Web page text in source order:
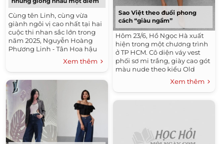
Cùng tên Linh, cùng vừa
giành ngôi vị cao nhất tại hai
cuộc thi nhan sắc lớn trong
năm 2025, Nguyễn Hoàng
Phương Linh - Tân Hoa hậu
Hoàn vũ Việt Nam và Hà Trúc
Linh - Tân Hoa hậu Việt Nam
đang trở thành...
Xem thêm
Sao Việt theo đuổi phong
cách “giàu ngầm”
Hôm 23/6, Hồ Ngọc Hà xuất
hiện trong một chương trình
ở TP HCM. Cô diện váy vest
phối sơ mi trắng, giày cao gót
màu nude theo kiểu Old
Money. Đây là thuật ngữ "tiền
Xem thêm